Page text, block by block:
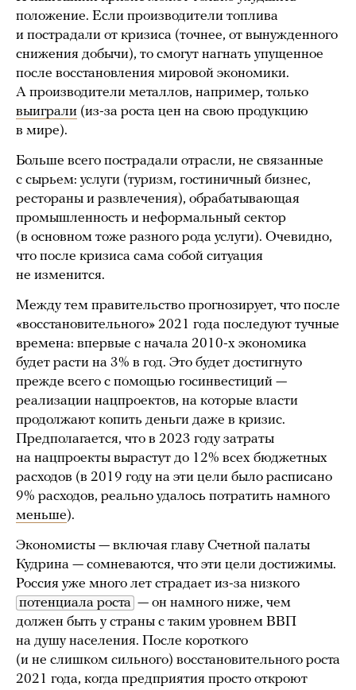
положение. Если производители топлива
и пострадали от кризиса (точнее, от вынужденного
снижения добычи), то смогут нагнать упущенное
после восстановления мировой экономики.
А производители металлов, например, только
выиграли (из-за роста цен на свою продукцию
в мире).
Больше всего пострадали отрасли, не связанные
с сырьем: услуги (туризм, гостиничный бизнес,
рестораны и развлечения), обрабатывающая
промышленность и неформальный сектор
(в основном тоже разного рода услуги). Очевидно,
что после кризиса сама собой ситуация
не изменится.
Между тем правительство прогнозирует, что после
«восстановительного» 2021 года последуют тучные
времена: впервые с начала 2010-х экономика
будет расти на 3% в год. Это будет достигнуто
прежде всего с помощью госинвестиций —
реализации нацпроектов, на которые власти
продолжают копить деньги даже в кризис.
Предполагается, что в 2023 году затраты
на нацпроекты вырастут до 12% всех бюджетных
расходов (в 2019 году на эти цели было расписано
9% расходов, реально удалось потратить намного
меньше).
Экономисты — включая главу Счетной палаты
Кудрина — сомневаются, что эти цели достижимы.
Россия уже много лет страдает из-за низкого
потенциала роста — он намного ниже, чем
должен быть у страны с таким уровнем ВВП
на душу населения. После короткого
(и не слишком сильного) восстановительного роста
2021 года, когда предприятия просто откроют